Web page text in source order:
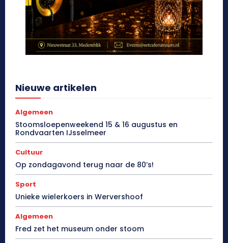
Nieuwe artikelen
Algemeen
Stoomsloepenweekend 15 & 16 augustus en
Rondvaarten IJsselmeer
Cultuur
Op zondagavond terug naar de 80’s!
Sport
Unieke wielerkoers in Wervershoof
Algemeen
Fred zet het museum onder stoom